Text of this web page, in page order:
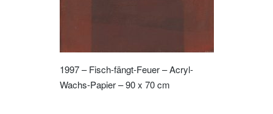
1997 – Fisch-fängt-Feuer – Acryl-
Wachs-Papier – 90 x 70 cm